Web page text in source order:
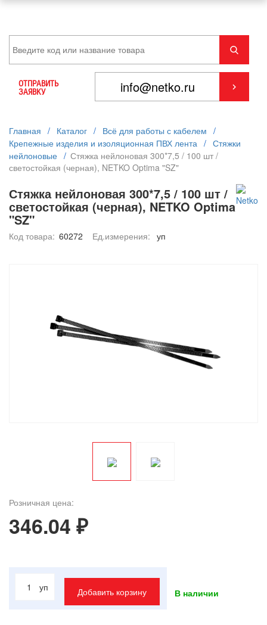
ОТПРАВИТЬ
ЗАЯВКУ
Главная / Каталог / Всё для работы с кабелем /
Крепежные изделия и изоляционная ПВХ лента / Стяжки
нейлоновые / Стяжка нейлоновая 300*7,5 / 100 шт /
светостойкая (черная), NETKO Optima "SZ"
Стяжка нейлоновая 300*7,5 / 100 шт /
светостойкая (черная), NETKO Optima
"SZ"
Код товара: 60272 Ед.измерения: уп
Розничная цена:
346.04 ₽
уп Добавить корзину В наличии